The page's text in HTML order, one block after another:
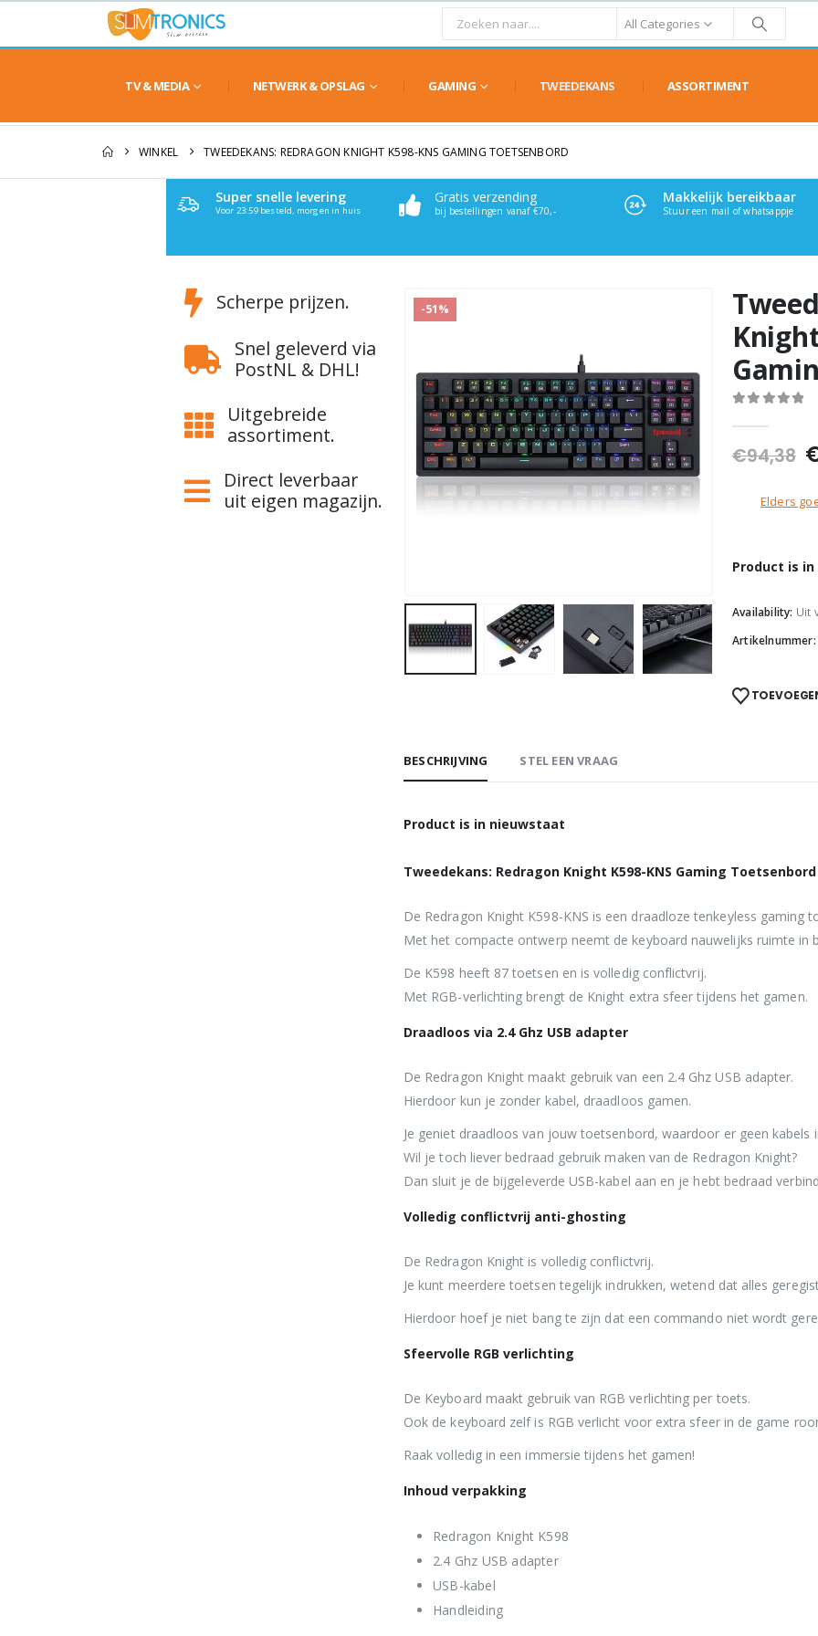
All Categories
TV & MEDIA NETWERK & OPSLAG GAMING TWEEDEKANS ASSORTIMENT
WINKEL TWEEDEKANS: REDRAGON KNIGHT K598-KNS GAMING TOETSENBORD
Super snelle levering
Voor 23:59 besteld, morgen in huis
Gratis verzending
bij bestellingen vanaf €70,-
Makkelijk bereikbaar
Stuur een mail of whatsappje
-51%
€94,38
Elders
Product is
Availability: Uit
Artikelnummer:
BESCHRIJVING STEL EEN VRAAG
Product is in nieuwstaat
Tweedekans: Redragon Knight K598-KNS Gaming Toetsenbord
De Redragon Knight K598-KNS is een draadloze tenkeyless gaming
Met het compacte ontwerp neemt de keyboard nauwelijks ruimte in
De K598 heeft 87 toetsen en is volledig conflictvrij.
Met RGB-verlichting brengt de Knight extra sfeer tijdens het gamen.
Draadloos via 2.4 Ghz USB adapter
De Redragon Knight maakt gebruik van een 2.4 Ghz USB adapter.
Hierdoor kun je zonder kabel, draadloos gamen.
Je geniet draadloos van jouw toetsenbord, waardoor er geen kabels
Wil je toch liever bedraad gebruik maken van de Redragon Knight?
Dan sluit je de bijgeleverde USB-kabel aan en je hebt bedraad
Volledig conflictvrij anti-ghosting
De Redragon Knight is volledig conflictvrij.
Je kunt meerdere toetsen tegelijk indrukken, wetend dat alles
Hierdoor hoef je niet bang te zijn dat een commando niet wordt
Sfeervolle RGB verlichting
De Keyboard maakt gebruik van RGB verlichting per toets.
Ook de keyboard zelf is RGB verlicht voor extra sfeer in de game
Raak volledig in een immersie tijdens het gamen!
Inhoud verpakking
Redragon Knight K598
2.4 Ghz USB adapter
USB-kabel
Handleiding
Scherpe prijzen.
Snel geleverd via
PostNL & DHL!
Uitgebreide
assortiment.
Direct leverbaar
uit eigen magazijn.